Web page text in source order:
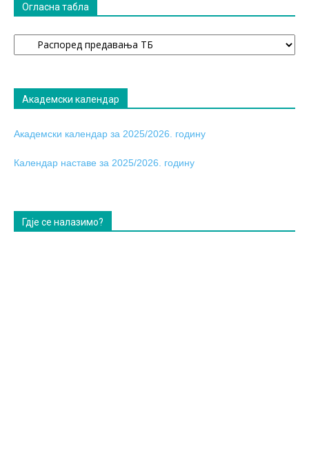
Огласна табла
Огласна
табла
Академски календар
Академски календар за 2025/2026. годину
Календар наставе за 2025/2026. годину
Гдје се налазимо?